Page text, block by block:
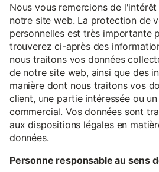
Nous vous remercions de
notre site web. La protection de
personnelles est très importante
trouverez ci-après des
nous traitons vos données
de notre site web, ainsi que des
manière dont nous traitons vos
client, une partie intéressée ou
commercial. Vos données sont
aux dispositions légales en
données.
Personne responsable au sens